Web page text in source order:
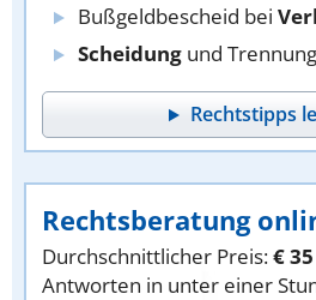
Bußgeldbescheid bei
Scheidung und
Rechtstipps
Rechtsberatung
Durchschnittlicher Preis:€ 35
Antworten in unter einer